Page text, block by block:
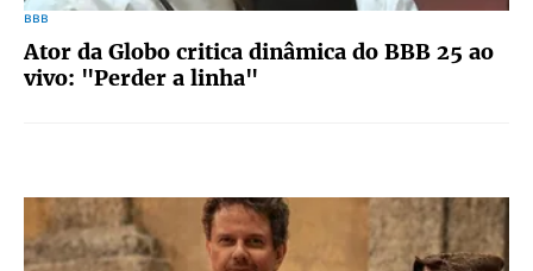
BBB
Ator da Globo critica dinâmica do BBB 25 ao
vivo: "Perder a linha"